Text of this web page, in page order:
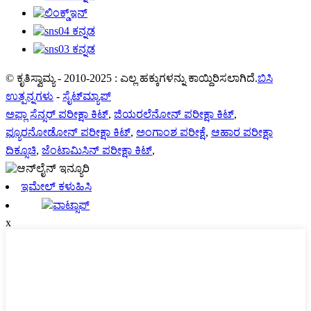
© ಕೃತಿಸ್ವಾಮ್ಯ - 2010-2025 : ಎಲ್ಲ ಹಕ್ಕುಗಳನ್ನು ಕಾಯ್ದಿರಿಸಲಾಗಿದೆ.ಬಿಸಿ
ಉತ್ಪನ್ನಗಳು - ಸೈಟ್‌ಮ್ಯಾಪ್
ಅಫ್ಲಾ ಸೆನ್ಸರ್ ಪರೀಕ್ಷಾ ಕಿಟ್, ಜಿಯರಲೆನೋನ್ ಪರೀಕ್ಷಾ ಕಿಟ್,
ಫ್ಯೂರನೋಡೋನ್ ಪರೀಕ್ಷಾ ಕಿಟ್, ಅಂಗಾಂಶ ಪರೀಕ್ಷೆ, ಆಹಾರ ಪರೀಕ್ಷಾ
ದಿಕ್ಸೂಚಿ, ಜೆಂಟಾಮಿಸಿನ್ ಪರೀಕ್ಷಾ ಕಿಟ್,
ಇಮೇಲ್ ಕಳುಹಿಸಿ
ವಾಟ್ಸಾಪ್
x